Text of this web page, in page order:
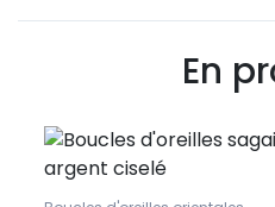
En